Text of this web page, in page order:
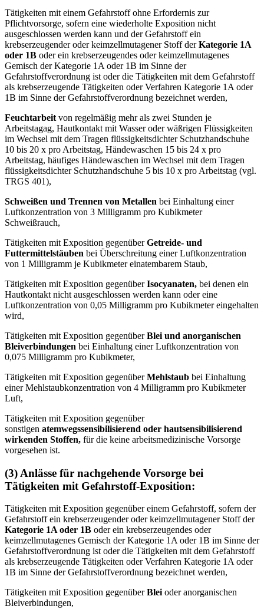
Tätigkeiten mit einem Gefahrstoff ohne Erfordernis zur
Pflichtvorsorge, sofern eine wiederholte Exposition nicht
ausgeschlossen werden kann und der Gefahrstoff ein
krebserzeugender oder keimzellmutagener Stoff derKategorie 1A
oder 1B oder ein krebserzeugendes oder keimzellmutagenes
Gemisch der Kategorie 1A oder 1B im Sinne der
Gefahrstoffverordnung ist oder die Tätigkeiten mit dem Gefahrstoff
als krebserzeugende Tätigkeiten oder Verfahren Kategorie 1A oder
1B im Sinne der Gefahrstoffverordnung bezeichnet werden,
Feuchtarbeit von regelmäßig mehr als zwei Stunden je
Arbeitstagag, Hautkontakt mit Wasser oder wäßrigen Flüssigkeiten
im Wechsel mit dem Tragen flüssigkeitsdichter Schutzhandschuhe
10 bis 20 x pro Arbeitstag, Händewaschen 15 bis 24 x pro
Arbeitstag, häufiges Händewaschen im Wechsel mit dem Tragen
flüssigkeitsdichter Schutzhandschuhe 5 bis 10 x pro Arbeitstag (vgl.
TRGS 401),
Schweißen und Trennen von Metallen bei Einhaltung einer
Luftkonzentration von 3 Milligramm pro Kubikmeter
Schweißrauch,
Tätigkeiten mit Exposition gegenüberGetreide- und
Futtermittelstäuben bei Überschreitung einer Luftkonzentration
von 1 Milligramm je Kubikmeter einatembarem Staub,
Tätigkeiten mit Exposition gegenüberIsocyanaten, bei denen ein
Hautkontakt nicht ausgeschlossen werden kann oder eine
Luftkonzentration von 0,05 Milligramm pro Kubikmeter eingehalten
wird,
Tätigkeiten mit Exposition gegenüberBlei und anorganischen
Bleiverbindungen bei Einhaltung einer Luftkonzentration von
0,075 Milligramm pro Kubikmeter,
Tätigkeiten mit Exposition gegenüberMehlstaub bei Einhaltung
einer Mehlstaubkonzentration von 4 Milligramm pro Kubikmeter
Luft,
Tätigkeiten mit Exposition gegenüber
sonstigen atemwegssensibilisierend oder hautsensibilisierend
wirkenden Stoffen, für die keine arbeitsmedizinische Vorsorge
vorgesehen ist.
(3) Anlässe für nachgehende Vorsorge bei
Tätigkeiten mit Gefahrstoff-Exposition:
Tätigkeiten mit Exposition gegenüber einem Gefahrstoff, sofern der
Gefahrstoff ein krebserzeugender oder keimzellmutagener Stoff der
Kategorie 1A oder 1B oder ein krebserzeugendes oder
keimzellmutagenes Gemisch der Kategorie 1A oder 1B im Sinne der
Gefahrstoffverordnung ist oder die Tätigkeiten mit dem Gefahrstoff
als krebserzeugende Tätigkeiten oder Verfahren Kategorie 1A oder
1B im Sinne der Gefahrstoffverordnung bezeichnet werden,
Tätigkeiten mit Exposition gegenüberBlei oder anorganischen
Bleiverbindungen,